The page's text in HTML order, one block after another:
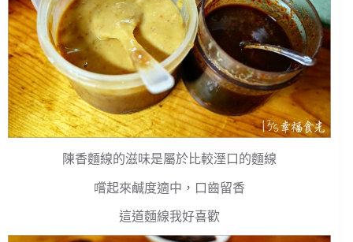
陳香麵線的滋味是屬於比較溼口的麵線
嚐起來鹹度適中，口齒留香
這道麵線我好喜歡